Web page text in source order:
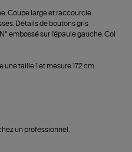
Coupe large et raccourcie.
Détails de boutons gris
embossé sur l'épaule gauche. Col
taille 1 et mesure 172 cm.
un professionnel.